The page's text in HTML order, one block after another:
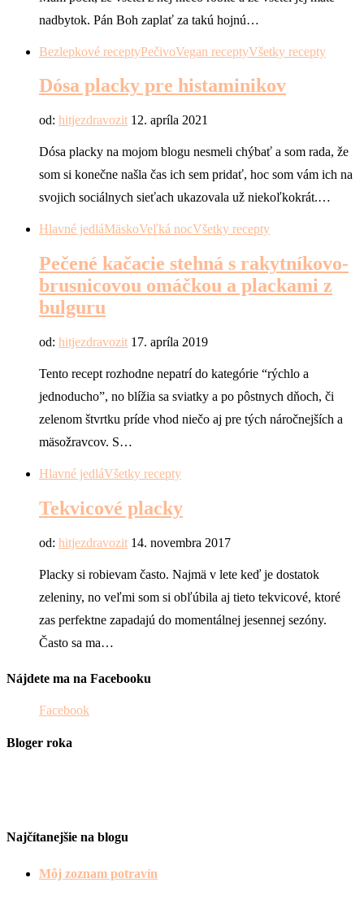
nadbytok. Pán Boh zaplať za takú hojnú…
Bezlepkové receptyPečivoVegan receptyVšetky recepty
Dósa placky pre histaminikov
od: hitjezdravozit 12. apríla 2021
Dósa placky na mojom blogu nesmeli chýbať a som rada, že
som si konečne našla čas ich sem pridať, hoc som vám ich na
svojich sociálnych sieťach ukazovala už niekoľkokrát.…
Hlavné jedláMäskoVeľká nocVšetky recepty
Pečené kačacie stehná s rakytníkovo-
brusnicovou omáčkou a plackami z
bulguru
od: hitjezdravozit 17. apríla 2019
Tento recept rozhodne nepatrí do kategórie “rýchlo a
jednoducho”, no blížia sa sviatky a po pôstnych dňoch, či
zelenom štvrtku príde vhod niečo aj pre tých náročnejších a
mäsožravcov. S…
Hlavné jedláVšetky recepty
Tekvicové placky
od: hitjezdravozit 14. novembra 2017
Placky si robievam často. Najmä v lete keď je dostatok
zeleniny, no veľmi som si obľúbila aj tieto tekvicové, ktoré
zas perfektne zapadajú do momentálnej jesennej sezóny.
Často sa ma…
Nájdete ma na Facebooku
Facebook
Bloger roka
Najčítanejšie na blogu
Môj zoznam potravín